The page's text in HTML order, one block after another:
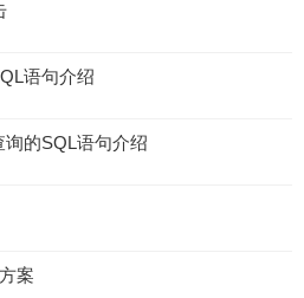
语句介绍
的SQL语句介绍
案